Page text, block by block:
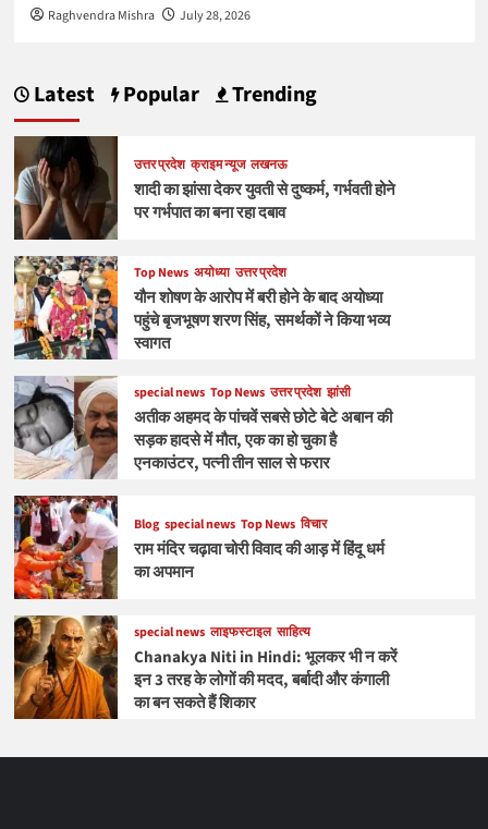
Raghvendra Mishra July 28, 2026
Latest Popular Trending
उत्तर प्रदेश क्राइम न्यूज लखनऊ
शादी का झांसा देकर युवती से दुष्कर्म, गर्भवती होने
पर गर्भपात का बना रहा दबाव
Top News अयोध्या उत्तर प्रदेश
यौन शोषण के आरोप में बरी होने के बाद अयोध्या
पहुंचे बृजभूषण शरण सिंह, समर्थकों ने किया भव्य
स्वागत
special news Top News उत्तर प्रदेश झांसी
अतीक अहमद के पांचवें सबसे छोटे बेटे अबान की
सड़क हादसे में मौत, एक का हो चुका है
एनकाउंटर, पत्नी तीन साल से फरार
Blog special news Top News विचार
राम मंदिर चढ़ावा चोरी विवाद की आड़ में हिंदू धर्म
का अपमान
special news लाइफस्टाइल साहित्य
Chanakya Niti in Hindi: भूलकर भी न करें
इन 3 तरह के लोगों की मदद, बर्बादी और कंगाली
का बन सकते हैं शिकार